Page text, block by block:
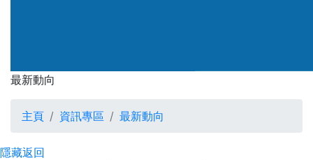
最新動向
最新動向
主頁 資訊專區 最新動向
隱藏返回